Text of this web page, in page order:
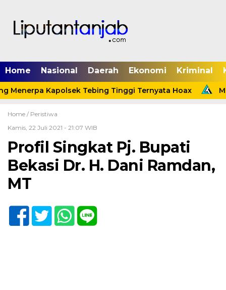
Home Nasional Daerah Ekonomi Kriminal
Menerpa Kapolsek Tebing Tinggi Ternyata Hoax
Home / Peristiwa
Kamis, 22 Juli 2021 - 21:07 WIB
Profil Singkat Pj. Bupati
Bekasi Dr. H. Dani Ramdan,
MT